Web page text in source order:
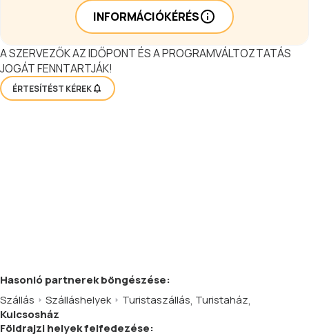
INFORMÁCIÓKÉRÉS
A SZERVEZŐK AZ IDŐPONT ÉS A PROGRAMVÁLTOZTATÁS
JOGÁT FENNTARTJÁK!
ÉRTESÍTÉST KÉREK
Hasonló partnerekböngészése:
Szállás
Szálláshelyek Turistaszállás, Turistaház,
Kulcsosház
Földrajzi helyek felfedezése: